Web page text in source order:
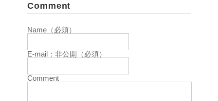
Comment
Name（必須）
E-mail：非公開（必須）
Comment